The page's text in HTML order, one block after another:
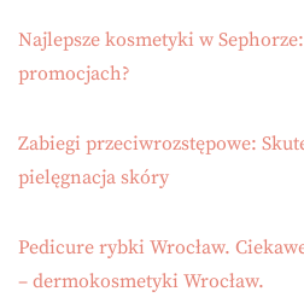
Najlepsze kosmetyki w
promocjach?
Zabiegi przeciwrozstępowe:
pielęgnacja skóry
Pedicure rybki Wrocław.
– dermokosmetyki Wrocław.